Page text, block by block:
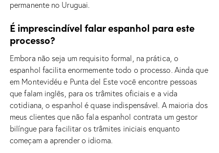
permanente no Uruguai.
É imprescindível falar espanhol para este
processo?
Embora não seja um requisito formal, na prática, o
espanhol facilita enormemente todo o processo. Ainda que
em Montevidéu e Punta del Este você encontre pessoas
que falam inglês, para os trâmites oficiais e a vida
cotidiana, o espanhol é quase indispensável. A maioria dos
meus clientes que não fala espanhol contrata um gestor
bilíngue para facilitar os trâmites iniciais enquanto
começam a aprender o idioma.